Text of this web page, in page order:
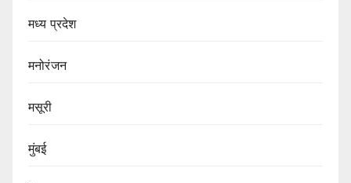
मध्य प्रदेश
मनोरंजन
मसूरी
मुंबई